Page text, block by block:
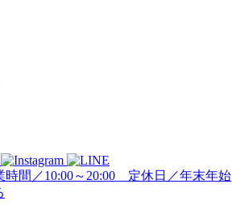
時間／10:00～20:00 定休日／年末年始